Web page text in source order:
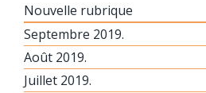
Nouvelle rubrique
Septembre 2019.
Août 2019.
Juillet 2019.